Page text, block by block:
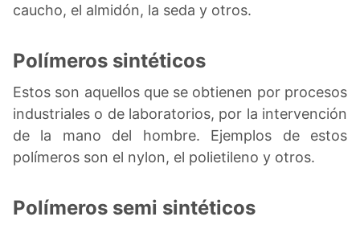
caucho, el almidón, la seda y otros.
Polímeros sintéticos
Estos son aquellos que se obtienen por procesos
industriales o de laboratorios, por la intervención
de la mano del hombre. Ejemplos de estos
polímeros son el nylon, el polietileno y otros.
Polímeros semi sintéticos